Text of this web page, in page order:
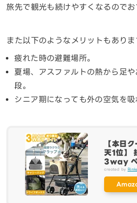
旅先で観光も続けやすくなるのでお
また以下のようなメリットもありま
疲れた時の避難場所。
夏場、アスファルトの熱から足
段。
シニア期になっても外の空気を吸
【本日
天1位】
3way ペ
15kg レ
ホルダー
自立可
ンパク
created by